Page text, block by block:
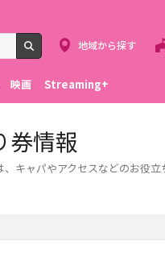
検索
地域から探す
映画 Streaming+
券情報
キャパやアクセスなどのお役